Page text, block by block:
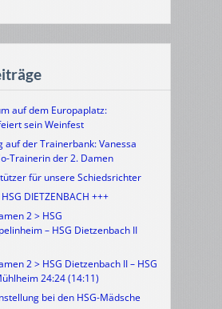
auf dem Europaplatz:
sein Weinfest
auf der Trainerbank: Vanessa
Trainerin der 2. Damen
für unsere Schiedsrichter
DIETZENBACH +++
2 > HSG
– HSG Dietzenbach II
2 > HSG Dietzenbach II – HSG
24:24 (14:11)
bei den HSG-Mädsche